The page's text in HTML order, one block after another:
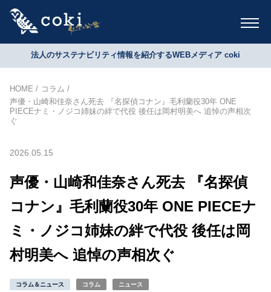
法人のサステナビリティ情報を紹介するWEBメディア coki
HOME
コラム
声優・山崎和佳奈さん死去 『名探偵コナン』毛利蘭役30年 ONE
PIECEナミ・ノジコ姉妹の絆で代役 後任は岡村明美へ 追悼の声相次
ぐ
2026.05.15
声優・山崎和佳奈さん死去 『名探偵
コナン』毛利蘭役30年 ONE PIECEナ
ミ・ノジコ姉妹の絆で代役 後任は岡
村明美へ 追悼の声相次ぐ
コラム＆ニュース コラム ニュース